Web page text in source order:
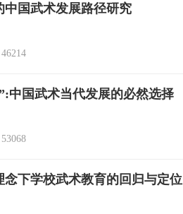
中国武术发展路径研究
46214
中国武术当代发展的必然选择
53068
念下学校武术教育的回归与定位